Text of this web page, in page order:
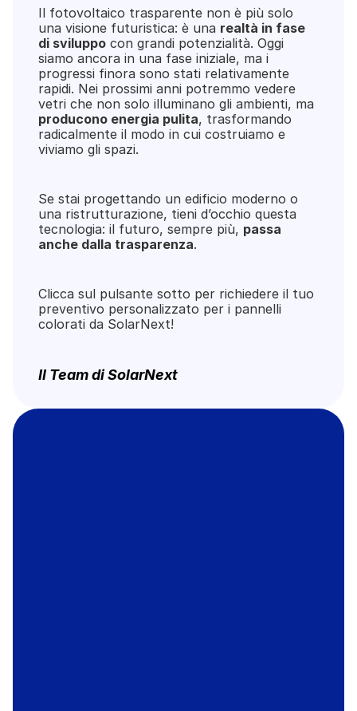
Il fotovoltaico trasparente non è più solo
una visione futuristica: è una realtà in fase
di sviluppo con grandi potenzialità. Oggi
siamo ancora in una fase iniziale, ma i
progressi finora sono stati relativamente
rapidi. Nei prossimi anni potremmo vedere
producono energia pulita, trasformando
radicalmente il modo in cui costruiamo e
viviamo gli spazi.
Se stai progettando un edificio moderno o
una ristrutturazione, tieni d’occhio questa
tecnologia: il futuro, sempre più, passa
anche dalla trasparenza.
Clicca sul pulsante sotto per richiedere il tuo
preventivo personalizzato per i pannelli
colorati da SolarNext!
Il Team di SolarNext